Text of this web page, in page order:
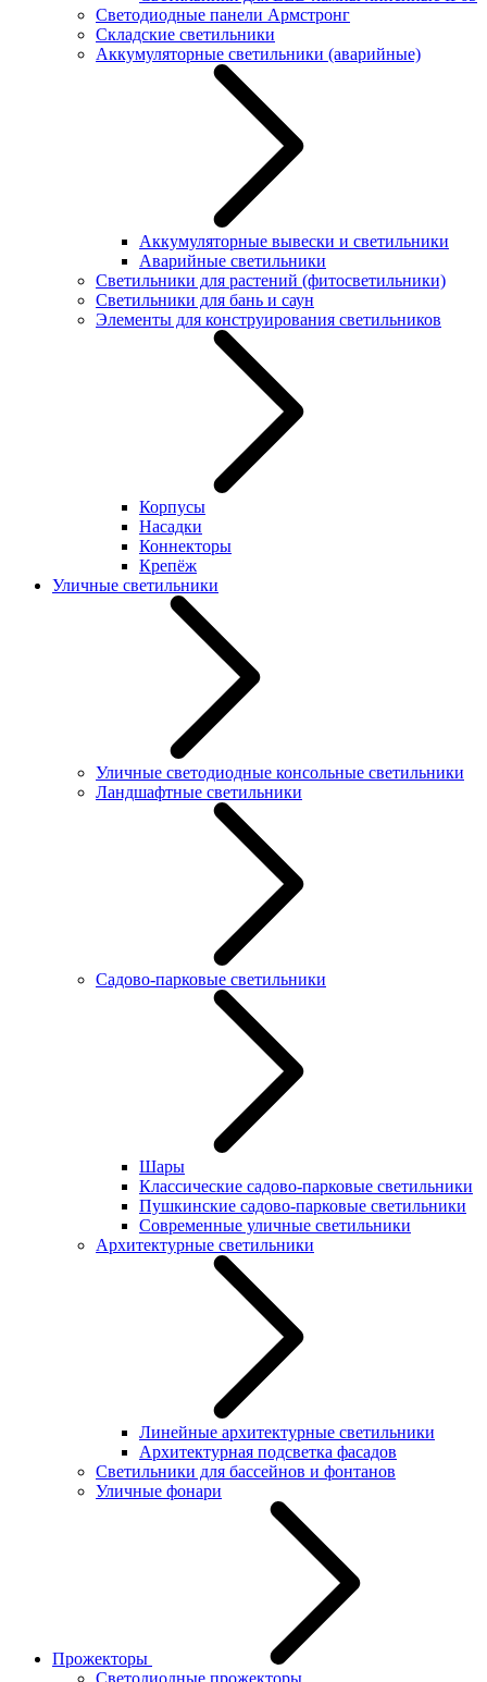
Светодиодные панели Армстронг
Складские светильники
Аккумуляторные светильники (аварийные)
Аккумуляторные вывески и светильники
Аварийные светильники
Светильники для растений (фитосветильники)
Светильники для бань и саун
Элементы для конструирования светильников
Корпусы
Насадки
Коннекторы
Крепёж
Уличные светильники
Уличные светодиодные консольные светильники
Ландшафтные светильники
Садово-парковые светильники
Шары
Классические садово-парковые светильники
Пушкинские садово-парковые светильники
Современные уличные светильники
Архитектурные светильники
Линейные архитектурные светильники
Архитектурная подсветка фасадов
Светильники для бассейнов и фонтанов
Уличные фонари
Прожекторы
Светодиодные прожекторы